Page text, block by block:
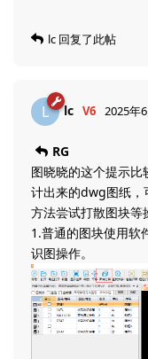
lc 回复了此帖
L lc V6 2025年
RG
图晓晓的这个提示
计出来的dwg图纸，
方法尝试打散图块等
1.普通的图块使用软
识图操作。